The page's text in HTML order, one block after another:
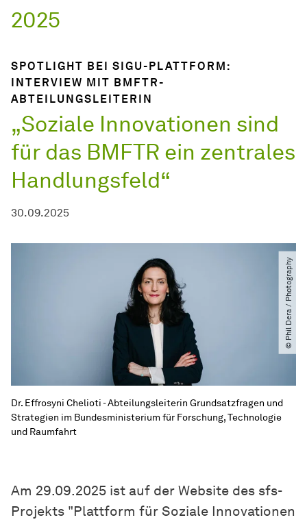
2025
SPOTLIGHT BEI SIGU-PLATTFORM:
INTERVIEW MIT BMFTR-
ABTEILUNGSLEITERIN
„Soziale Innovationen sind
für das BMFTR ein zentrales
Handlungsfeld“
30.09.2025
© Phil Dera ​/​ Photography
Dr. Effrosyni Chelioti - Abteilungsleiterin Grundsatzfragen und
Strategien im Bundesministerium für Forschung, Technologie
und Raumfahrt
Am 29.09.2025 ist auf der Website des sfs-
Projekts "Plattform für Soziale Innovationen